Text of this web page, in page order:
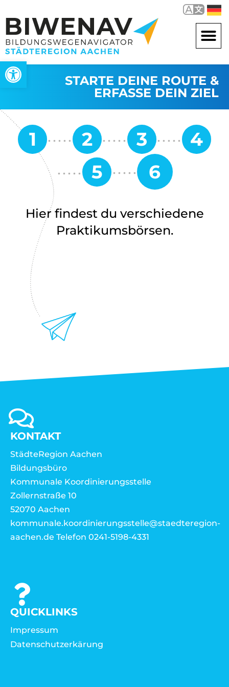
Werkzeugleiste öffnen
STARTE DEINE ROUTE &
ERFASSE DEIN ZIEL
Hier findest du verschiedene
Praktikumsbörsen.
KONTAKT
StädteRegion Aachen
Bildungsbüro
Kommunale Koordinierungsstelle
Zollernstraße 10
52070 Aachen
kommunale.koordinierungsstelle@staedteregion-
aachen.de Telefon 0241-5198-4331
QUICKLINKS
Impressum
Datenschutzerkärung